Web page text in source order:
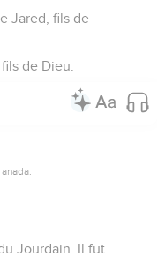
Jared, fils de
de Dieu.
Jourdain. Il fut